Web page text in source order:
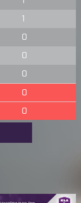
1
0
0
0
0
0